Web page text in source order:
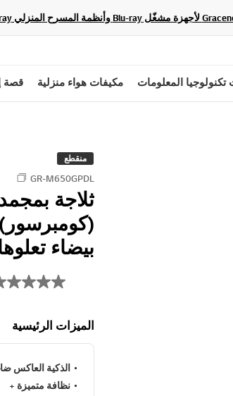
تكنولوجيا المعلومات مكيفات هواء منزلية قصة
منقطع
GR-M650GPDL
ثلاجة
بيضاء
الميزات الرئيسية
الذكية العاكس
نظافة متميزة +